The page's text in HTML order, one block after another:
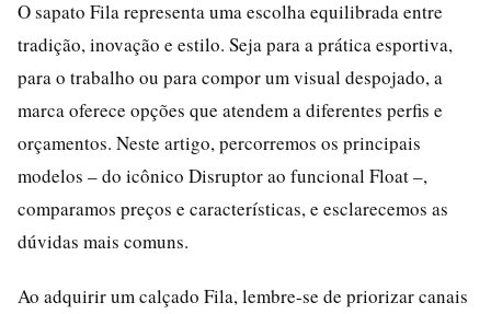
O sapato Fila representa uma escolha equilibrada entre
tradição, inovação e estilo. Seja para a prática esportiva,
para o trabalho ou para compor um visual despojado, a
marca oferece opções que atendem a diferentes perfis e
orçamentos. Neste artigo, percorremos os principais
modelos – do icônico Disruptor ao funcional Float –,
comparamos preços e características, e esclarecemos as
dúvidas mais comuns.
Ao adquirir um calçado Fila, lembre-se de priorizar canais